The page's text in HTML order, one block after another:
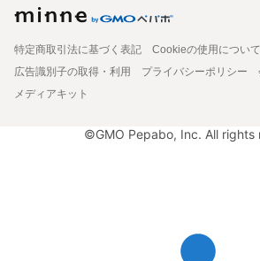
特定商取引法に基づく表記
Cookieの使用について
広告識別子の取得・利用
プライバシーポリシー
メディアキット
©GMO Pepabo, Inc. All rights